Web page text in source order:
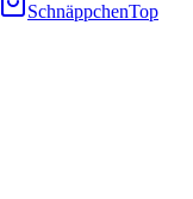
SchnäppchenTop